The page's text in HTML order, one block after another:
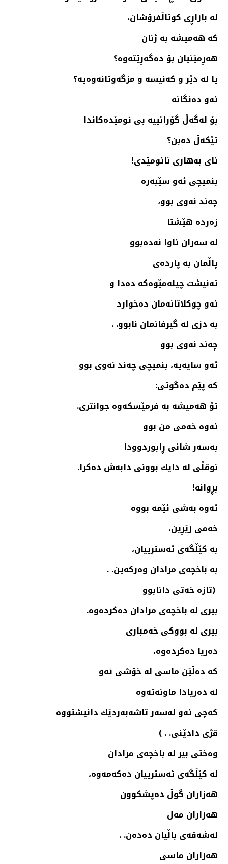
له‌ بازاڕی كوتاڵفرۆشان،
كه‌ هه‌میشه‌ به‌ ژنان
هه‌ڕمێنیان بۆ ده‌گه‌ڕێته‌وه‌؟
یا له‌ دێر و كه‌نیسه‌ و مزگه‌وتانه‌وه‌یه‌؟
ئه‌و ده‌نگانه‌
بۆ له‌گه‌ڵ گۆرانییه‌ بی ئومێده‌كاندا
تێكه‌ڵ ده‌بن؟
ئای به‌هاری نائومێدی!
بنمیچی ئه‌و سێبه‌ره‌
چه‌ند نه‌وی بوو،
زه‌رده‌ هێشتا
له‌ سه‌ران ئاوا نه‌ده‌بوو
پاڵمان به‌ پارده‌ی
ته‌نیشت چیله‌مێوه‌كه‌ ده‌دا و
ئه‌و چوكلاتانه‌مان ده‌خوارد
به‌ دزی له‌ گیرفانمان نابوو. .
چه‌ند نه‌وی بوو
ئه‌و سایه‌یه‌، بنمیچی چه‌ند نه‌وی بوو
كه‌ پێم ده‌گوتی:
تۆ هه‌میشه‌ به‌ فرمێسكه‌وه‌ جوانتری.
ئه‌وه‌ خه‌می من بوو
به‌سه‌ر شانی ڕابوردوودا
نوقڵی له‌ دایك بوونی دابه‌ش ده‌كرا.
بڕوانه‌!
ئه‌وه‌ به‌شی ئێمه‌ بووه‌
خه‌می زێڕین،
به‌ كێڵگه‌ی ئه‌سترییان،
به‌ باخچه‌ی مرادان وه‌ركه‌ین. .
(تازه‌ خه‌تی دانابوو
بیری له‌ باخچه‌ی مرادان ده‌كرده‌وه‌.
بیری له‌ بووكی خه‌مباری
ده‌ریا ده‌كرده‌وه‌،
كه‌ ده‌ڵێن ماسی له‌ خۆشی ئه‌و
له‌ ده‌ریادا ماونه‌ته‌وه‌
كه‌چی ئه‌و له‌سه‌ر تاشه‌به‌ردێك دانیشتووه‌
قژی دادێنی. . )
وه‌ختی بیر له‌ باخچه‌ی مرادان
له‌ كێڵگه‌ی ئه‌سترییان ده‌كه‌مه‌وه‌،
هه‌زاران گوڵ ده‌پشكوون
هه‌زاران مه‌ل
له‌شه‌قه‌ی باڵیان ده‌ده‌ن. .
هه‌زاران ماسی